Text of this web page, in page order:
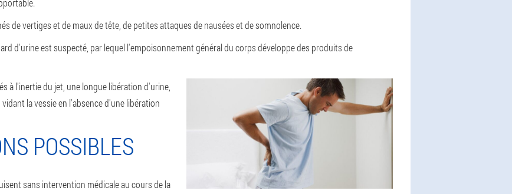
de vertiges et de maux de tête, de petites attaques de nausées et de somnolence.
d'urine est suspecté, par lequel l'empoisonnement général du corps développe des produits de
à l'inertie du jet, une longue libération d'urine,
la vessie en l'absence d'une libération
POSSIBLES
sans intervention médicale au cours de la